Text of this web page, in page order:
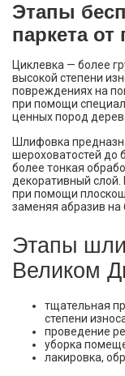
Этапы
паркета
Циклевка — более
высокой степени
повреждениях на
при помощи
ценных пород
Шлифовка
шероховатостей до
более тонкая
декоративный
при помощи
заменяя абразив
Этапы
Великом
тщательная
степени
проведение
уборка
лакировка,